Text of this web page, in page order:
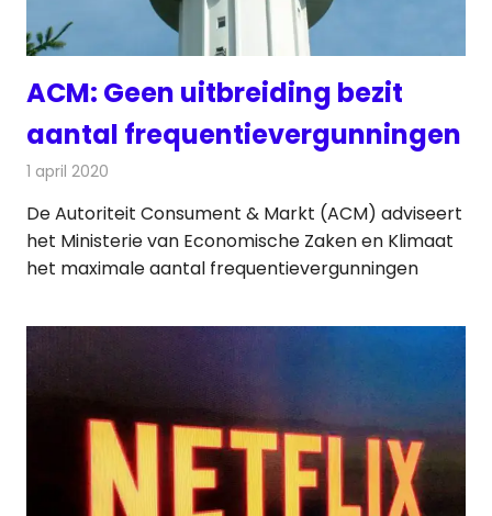
ACM: Geen uitbreiding bezit
aantal frequentievergunningen
1 april 2020
De Autoriteit Consument & Markt (ACM) adviseert
het Ministerie van Economische Zaken en Klimaat
het maximale aantal frequentievergunningen